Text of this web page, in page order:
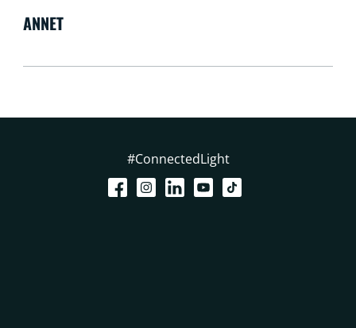
ANNET
#ConnectedLight